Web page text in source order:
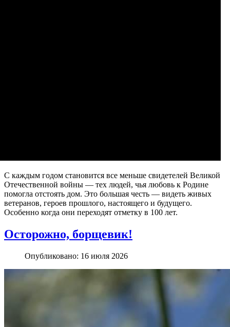
С каждым годом становится все меньше свидетелей Великой
Отечественной войны — тех людей, чья любовь к Родине
помогла отстоять дом. Это большая честь — видеть живых
ветеранов, героев прошлого, настоящего и будущего.
Особенно когда они переходят отметку в 100 лет.
Осторожно, борщевик!
Опубликовано: 16 июля 2026